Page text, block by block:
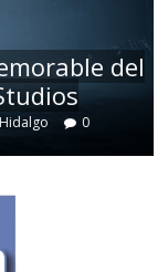
del
0